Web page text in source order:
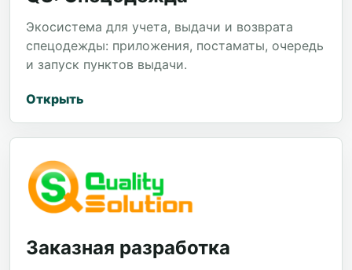
Экосистема для учета, выдачи и возврата
спецодежды: приложения, постаматы, очередь
и запуск пунктов выдачи.
Открыть
Заказная разработка